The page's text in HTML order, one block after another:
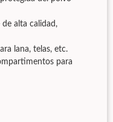
alta calidad,
lana, telas, etc.
para